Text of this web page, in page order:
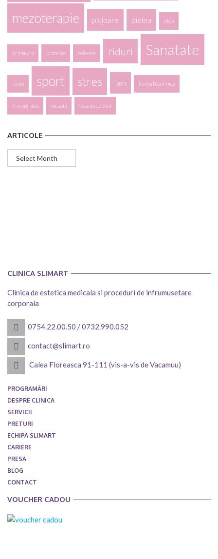
mezoterapie picioare pielea plaja
primavara proteine relaxare riduri Sanatate
somn sport stres ten toxina botulinica
transpiratie vacanta vacanta de vara
ARTICOLE
Articole
CLINICA SLIMART
Clinica de estetica medicala si proceduri de infrumusetare
corporala
0754.22.00.50 /0732.990.052
contact@slimart.ro
Calea Floreasca 91-111 (vis-a-vis de Vacamuu)
PROGRAMĂRI
DESPRE CLINICA
SERVICII
PRETURI
ECHIPA SLIMART
CARIERE
PRESA
BLOG
CONTACT
VOUCHER CADOU